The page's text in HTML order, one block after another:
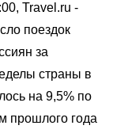
Travel.ru -
поездок
за
страны в
на 9,5% по
прошлого года